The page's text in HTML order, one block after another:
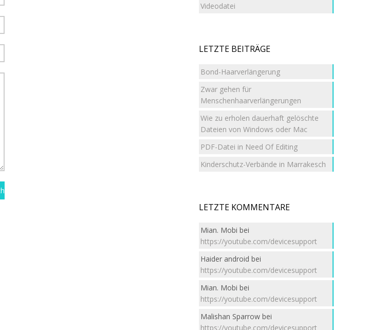
Videodatei
LETZTE BEITRÄGE
Bond-Haarverlängerung
Zwar gehen für
Menschenhaarverlängerungen
Wie zu erholen dauerhaft gelöschte
Dateien von Windows oder Mac
PDF-Datei in Need Of Editing
Kinderschutz-Verbände in Marrakesch
LETZTE KOMMENTARE
Mian. Mobi bei
https://youtube.com/devicesupport
Haider android bei
https://youtube.com/devicesupport
Mian. Mobi bei
https://youtube.com/devicesupport
Malishan Sparrow bei
https://youtube.com/devicesupport